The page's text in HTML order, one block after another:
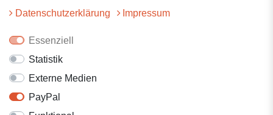
07161-9566068
Daten­schutz­erklärung
Impressum
Essenziell
Statistik
Externe Medien
PayPal